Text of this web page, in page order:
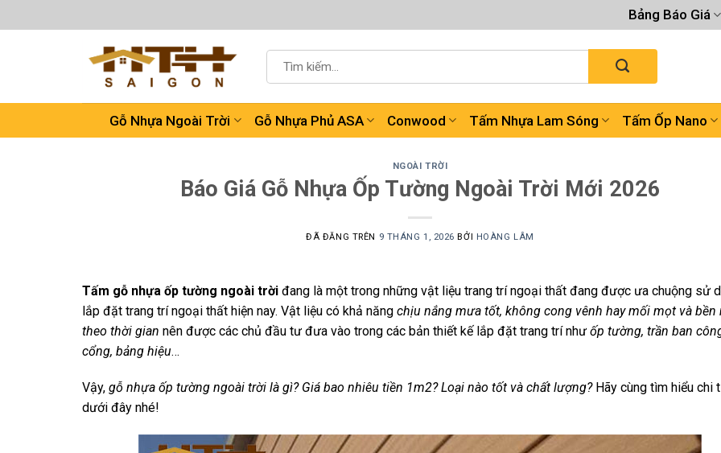
đến
Bảng Báo Giá
kiếm:
Gỗ Nhựa Ngoài Trời Gỗ Nhựa Phủ ASA Conwood Tấm Nhựa Lam Sóng Tấm Ốp Nano
NGOÀI TRỜI
Báo Giá Gỗ Nhựa Ốp Tường Ngoài Trời Mới 2026
ĐÃ ĐĂNG TRÊN 9 THÁNG 1, 2026 BỞI HOÀNG LÂM
Tấm gỗ nhựa ốp tường ngoài trời đang là một trong những vật liệu trang trí ngoại thất đang được ưa chuộng sử
lắp đặt trang trí ngoại thất hiện nay. Vật liệu có khả năng chịu nắng mưa tốt, không cong vênh hay mối mọt và bền
theo thời gian nên được các chủ đầu tư đưa vào trong các bản thiết kế lắp đặt trang trí như ốp tường, trần ban
cổng, bảng hiệu…
Vậy, gỗ nhựa ốp tường ngoài trời là gì? Giá bao nhiêu tiền 1m2? Loại nào tốt và chất lượng?Hãy cùng tìm hiểu chi
dưới đây nhé!